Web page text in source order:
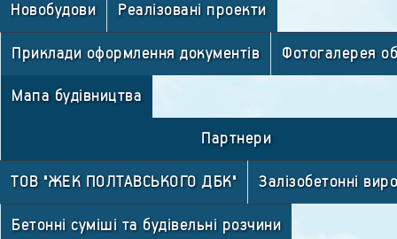
Новобудови Реалізовані проекти
Приклади оформлення документів Фотогалерея
Мапа будівництва
Партнери
ТОВ "ЖЕК ПОЛТАВСЬКОГО ДБК" Залізобетонні
Бетонні суміші та будівельні розчини